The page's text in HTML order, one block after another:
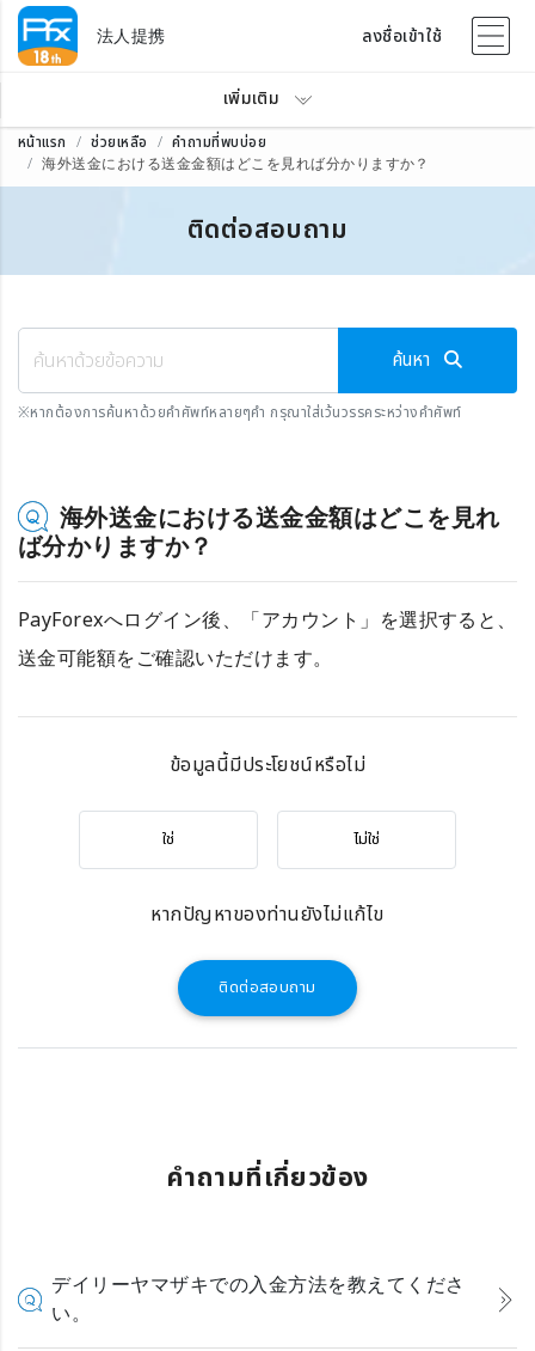
法人提携 ลงชื่อเข้าใช้
เพิ่มเติม
หน้าแรก ช่วยเหลือ
คำถามที่พบบ่อย
海外送金における送金金額はどこを見れば分かりますか？
ติดต่อสอบถาม
ค้นหา
※หากต้องการค้นหาด้วยคำศัพท์หลายๆคำ กรุณาใส่เว้นวรรคระหว่างคำศัพท์
海外送金における送金金額はどこを見れ
ば分かりますか？
PayForexへログイン後、「アカウント」を選択すると、
送金可能額をご確認いただけます。
ข้อมูลนี้มีประโยชน์หรือไม่
ใช่ ไม่ใช่
หากปัญหาของท่านยังไม่แก้ไข
ติดต่อสอบถาม
คำถามที่เกี่ยวข้อง
デイリーヤマザキでの入金方法を教えてくださ
い。